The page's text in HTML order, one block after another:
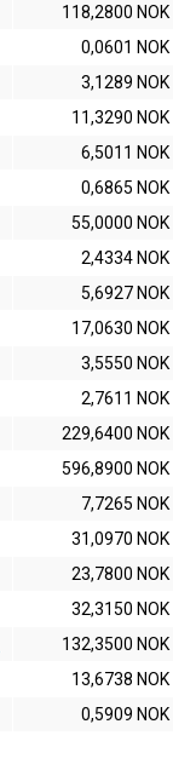
118,2800 NOK
0,0601 NOK
3,1289 NOK
11,3290 NOK
6,5011 NOK
0,6865 NOK
55,0000 NOK
2,4334 NOK
5,6927 NOK
17,0630 NOK
3,5550 NOK
2,7611 NOK
229,6400 NOK
596,8900 NOK
7,7265 NOK
31,0970 NOK
23,7800 NOK
32,3150 NOK
132,3500 NOK
13,6738 NOK
0,5909 NOK